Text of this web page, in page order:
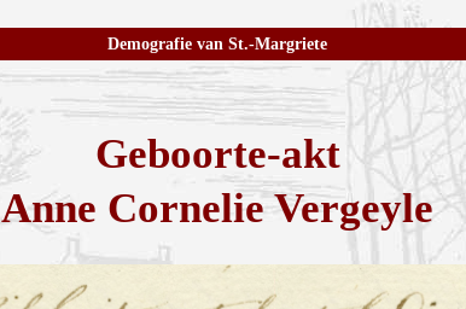
Demografie van St.-Margriete
Geboorte-akt
Anne Cornelie Vergeyle